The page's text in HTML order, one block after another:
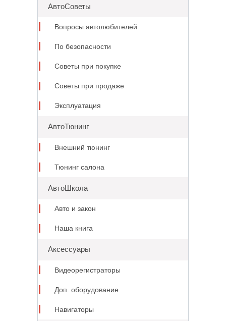
АвтоСоветы
Вопросы автолюбителей
По безопасности
Советы при покупке
Советы при продаже
Эксплуатация
АвтоТюнинг
Внешний тюнинг
Тюнинг салона
АвтоШкола
Авто и закон
Наша книга
Аксессуары
Видеорегистраторы
Доп. оборудование
Навигаторы